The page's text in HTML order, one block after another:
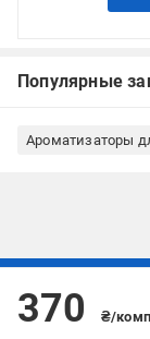
Популярные
Ароматизаторы
370 ₴/